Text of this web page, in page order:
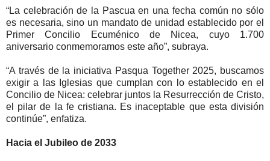
“La celebración de la Pascua en una fecha común no sólo
es necesaria, sino un mandato de unidad establecido por el
Primer Concilio Ecuménico de Nicea, cuyo 1.700
aniversario conmemoramos este año”, subraya.
“A través de la iniciativa Pasqua Together 2025, buscamos
exigir a las Iglesias que cumplan con lo establecido en el
Concilio de Nicea: celebrar juntos la Resurrección de Cristo,
el pilar de la fe cristiana. Es inaceptable que esta división
continúe”, enfatiza.
Hacia el Jubileo de 2033